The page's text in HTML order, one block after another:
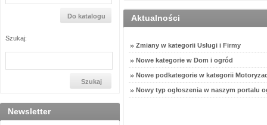
Szukaj:
Newsletter
Aktualności
Zmiany w kategorii Usługi i Firmy
Nowe kategorie w Dom i ogród
Nowe podkategorie w kategorii
Nowy typ ogłoszenia w naszym portalu